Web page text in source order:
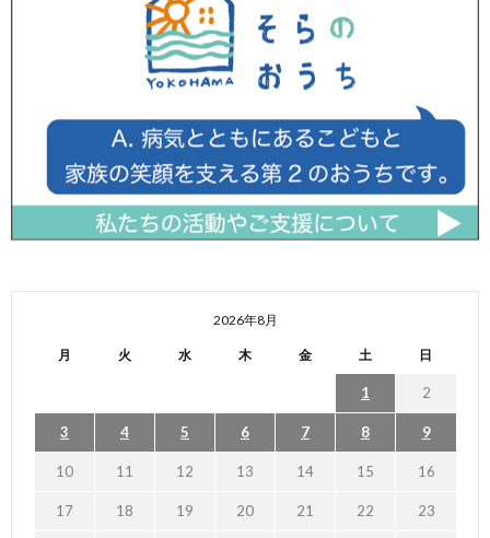
2026年8月
月 火 水 木 金 土 日
1 2
3 4 5 6 7 8 9
10 11 12 13 14 15 16
17 18 19 20 21 22 23